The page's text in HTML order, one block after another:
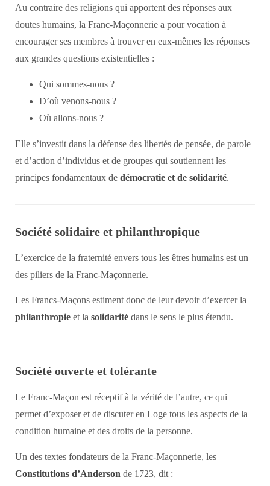
Au contraire des religions qui apportent des réponses aux
doutes humains, la Franc-Maçonnerie a pour vocation à
encourager ses membres à trouver en eux-mêmes les réponses
aux grandes questions existentielles :
Qui sommes-nous ?
D’où venons-nous ?
Où allons-nous ?
Elle s’investit dans la défense des libertés de pensée, de parole
et d’action d’individus et de groupes qui soutiennent les
principes fondamentaux de démocratie et de solidarité.
Société solidaire et philanthropique
L’exercice de la fraternité envers tous les êtres humains est un
des piliers de la Franc-Maçonnerie.
Les Francs-Maçons estiment donc de leur devoir d’exercer la
philanthropie et la solidarité dans le sens le plus étendu.
Société ouverte et tolérante
Le Franc-Maçon est réceptif à la vérité de l’autre, ce qui
permet d’exposer et de discuter en Loge tous les aspects de la
condition humaine et des droits de la personne.
Un des textes fondateurs de la Franc-Maçonnerie, les
Constitutions d’Anderson de 1723, dit :